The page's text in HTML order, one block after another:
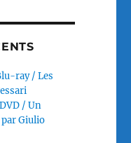
ray / Les
/ Un
Giulio